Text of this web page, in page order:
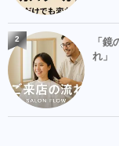
「
れ」
2